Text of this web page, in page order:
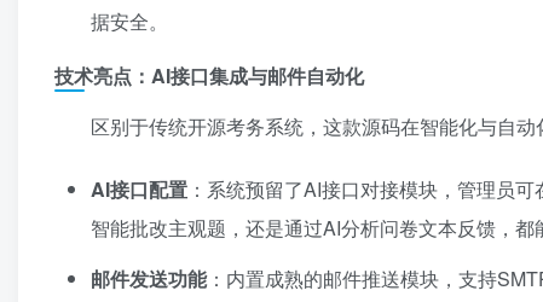
据安全。
技术亮点：AI接口集成与邮件自动化
区别于传统开源考务系统，这款源码在智能化与自动
AI接口配置 ：系统预留了AI接口对接模块，管理员
智能批改主观题，还是通过AI分析问卷文本反馈，都
邮件发送功能：内置成熟的邮件推送模块，支持